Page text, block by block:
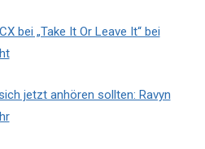
bei „Take It Or Leave It“ bei
jetzt anhören sollten: Ravyn